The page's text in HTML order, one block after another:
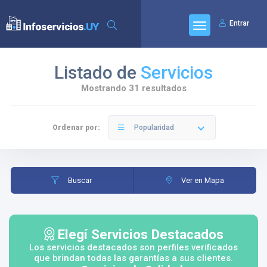
Entrar
Listado de Servicios
Mostrando 31 resultados
Ordenar por: Popularidad
Buscar Ver en Mapa
Elegí Servicios Destacados
Los servicios destacados son perfiles verificados
que brindan todas las garantías a sus clientes.